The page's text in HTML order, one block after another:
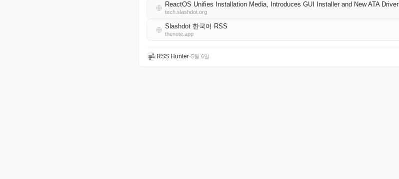
ReactOS Unifies Installation Media, Introduces GUI Installer and New ATA Driver
tech.slashdot.org
Slashdot 한국어 RSS
thenote.app
RSS Hunter•5월 6일